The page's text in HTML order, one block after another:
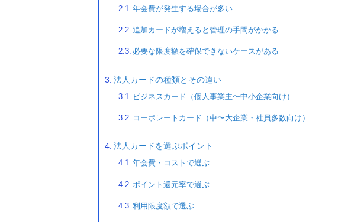
年会費が発生する場合が多い
追加カードが増えると管理の手間がかかる
必要な限度額を確保できないケースがある
法人カードの種類とその違い
ビジネスカード（個人事業主〜中小企業向け）
コーポレートカード（中〜大企業・社員多数向け）
法人カードを選ぶポイント
年会費・コストで選ぶ
ポイント還元率で選ぶ
利用限度額で選ぶ